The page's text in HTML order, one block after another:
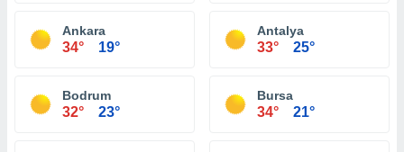
Ankara
34° 19°
Antalya
33° 25°
Bodrum
32° 23°
Bursa
34° 21°